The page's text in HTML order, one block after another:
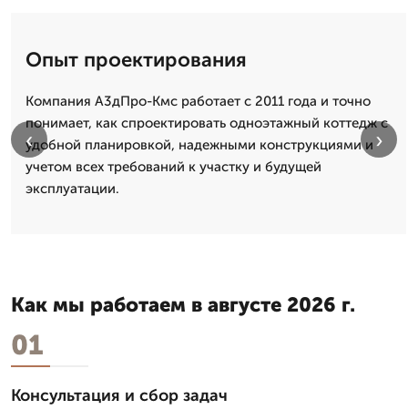
Опыт проектирования
Компания А3дПро-Кмс работает с 2011 года и точно
понимает, как спроектировать одноэтажный коттедж с
удобной планировкой, надежными конструкциями и
учетом всех требований к участку и будущей
эксплуатации.
‹ ›
Как мы работаем в августе 2026 г.
01
Консультация и сбор задач